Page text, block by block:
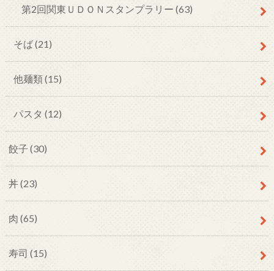
第2回関東ＵＤＯＮスタンプラリー (63)
そば(21)
他麺類(15)
パスタ (12)
餃子 (30)
丼(23)
肉 (65)
寿司 (15)